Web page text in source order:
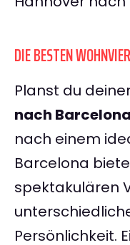
DIE BESTEN
Planst du
nach Barcelona
nach einem
Barcelona
spektakulären
Persönlichkeit.